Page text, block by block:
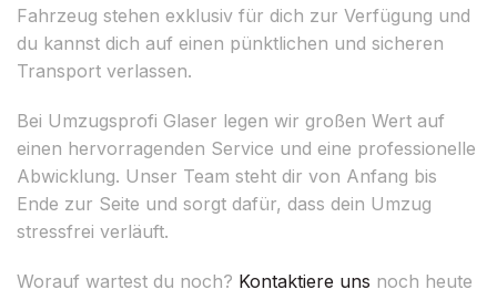
Fahrzeug stehen exklusiv für dich zur Verfügung und
du kannst dich auf einen pünktlichen und sicheren
Transport verlassen.
Bei Umzugsprofi Glaser legen wir großen Wert auf
einen hervorragenden Service und eine professionelle
Abwicklung. Unser Team steht dir von Anfang bis
Ende zur Seite und sorgt dafür, dass dein Umzug
stressfrei verläuft.
Worauf wartest du noch? Kontaktiere uns noch heute